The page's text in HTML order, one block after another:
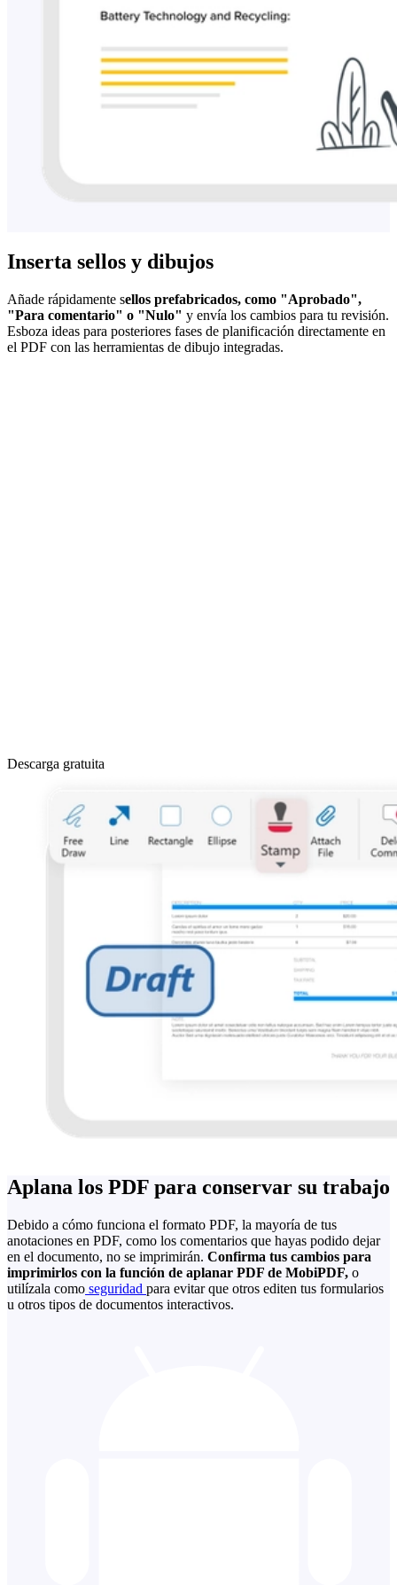
Inserta sellos y dibujos
Añade rápidamente sellos prefabricados, como "Aprobado",
"Para comentario" o "Nulo" y envía los cambios para tu revisión.
Esboza ideas para posteriores fases de planificación directamente en
el PDF con las herramientas de dibujo integradas.
Descarga gratuita
Aplana los PDF para conservar su trabajo
Debido a cómo funciona el formato PDF, la mayoría de tus
anotaciones en PDF, como los comentarios que hayas podido dejar
en el documento, no se imprimirán. Confirma tus cambios para
imprimirlos con la función de aplanar PDF de MobiPDF, o
utilízala como seguridad para evitar que otros editen tus formularios
u otros tipos de documentos interactivos.